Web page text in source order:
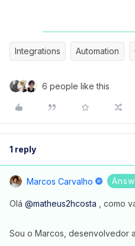
Integrations Automation
6 people like this
1 reply
Marcos Carvalho
Olá @matheus2hcosta , como
Sou o Marcos, desenvolvedor